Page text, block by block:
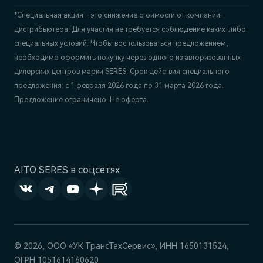
AITO SERES в соцсетях
*Специальная акция – это снижение стоимости от компании-
дистрибьютера. Для участия не требуется соблюдение каких-либо
специальных условий. Чтобы воспользоваться предложением,
необходимо оформить покупку через одного из авторизованных
дилерских центров марки SERES. Срок действия специального
предложения: с 1 февраля 2026 года по 31 марта 2026 года.
Предложение ограничено. Не оферта.
© 2026, ООО «УК ТрансТехСервис», ИНН 1650131524,
ОГРН 1051614160620